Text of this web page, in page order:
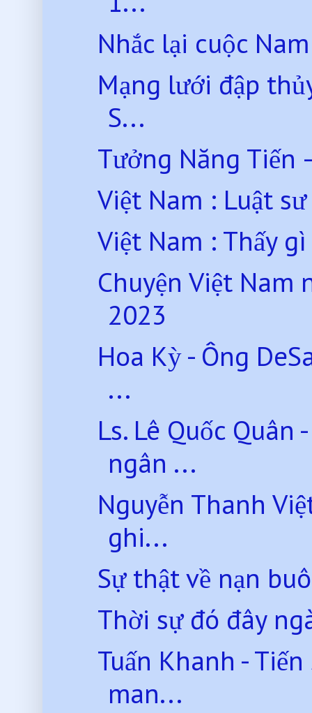
Nhắc lại cuộc
Mạng lưới đập
S...
Tưởng Năng Tiến
Việt Nam : Luật
Việt Nam : Thấy
Chuyện Việt Nam
2023
Hoa Kỳ - Ông
...
Ls. Lê Quốc
ngân ...
Nguyễn Thanh
ghi...
Sự thật về nạn
Thời sự đó đây
Tuấn Khanh -
man...